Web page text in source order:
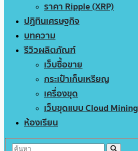
ราคา Ripple (XRP)
ปฏิทินเศรษฐกิจ
บทความ
รีวิวผลิตภัณฑ์
เว็บซื้อขาย
กระเป๋าเก็บเหรียญ
เครื่องขุด
เว็บขุดแบบ Cloud Mining
ห้องเรียน